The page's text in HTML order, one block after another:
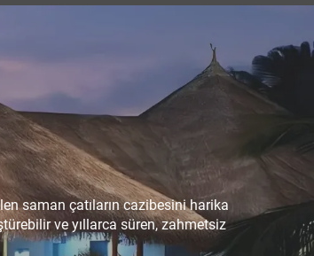
saman çatıların cazibesini harika
ve yıllarca süren, zahmetsiz